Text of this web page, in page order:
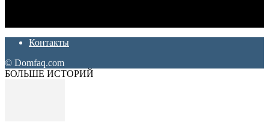
Контакты
© Domfaq.com
БОЛЬШЕ ИСТОРИЙ